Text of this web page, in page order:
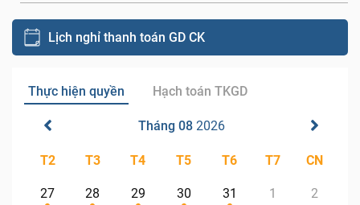
Lịch nghỉ thanh toán GD CK
Thực hiện quyền Hạch toán TKGD
Tháng 08 2026
T2 T3 T4 T5 T6 T7 CN
27 28 29 30 31 1 2